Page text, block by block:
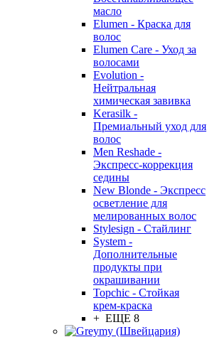
масло
Elumen - Краска для
волос
Elumen Care - Уход за
волосами
Evolution -
Нейтральная
химическая завивка
Kerasilk -
Премиальный уход для
волос
Men Reshade -
Экспресс-коррекция
седины
New Blonde - Экспресс
осветление для
мелированных волос
Stylesign - Стайлинг
System -
Дополнительные
продукты при
окрашивании
Topchic - Стойкая
крем-краска
+ ЕЩЕ 8